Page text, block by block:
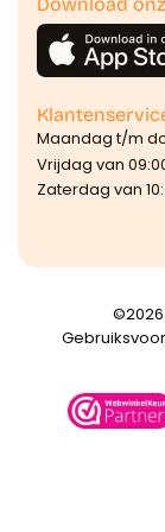
Maandag t/m
Vrijdag van
Zaterdag van
©️2026